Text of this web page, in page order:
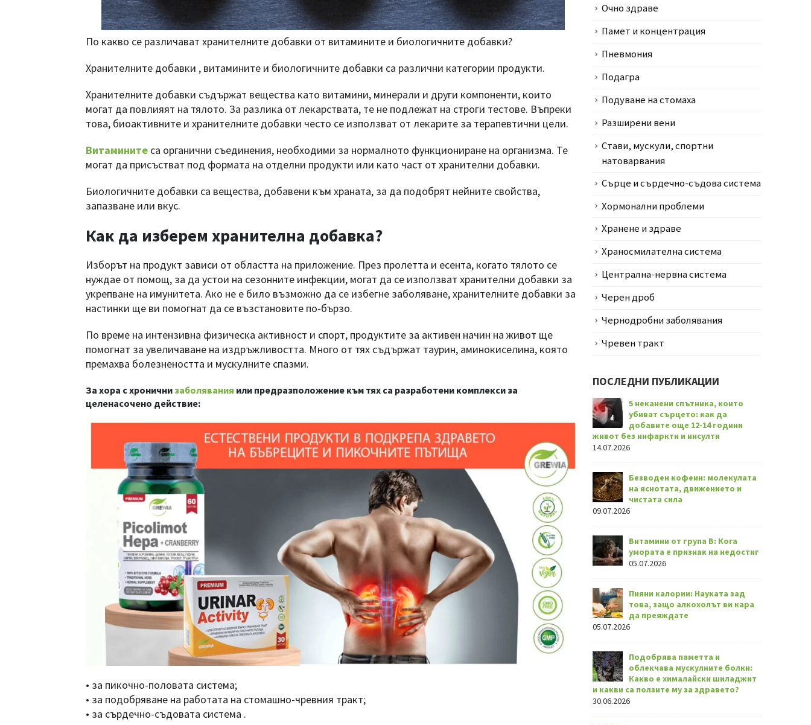
По какво се различават хранителните добавки от витамините и биологичните добавки?
Хранителните добавки , витамините и биологичните добавки са различни категории продукти.
Хранителните добавки съдържат вещества като витамини, минерали и други компоненти, които
могат да повлияят на тялото. За разлика от лекарствата, те не подлежат на строги тестове. Въпреки
това, биоактивните и хранителните добавки често се използват от лекарите за терапевтични цели.
Витамините са органични съединения, необходими за нормалното функциониране на организма. Те
могат да присъстват под формата на отделни продукти или като част от хранителни добавки.
Биологичните добавки са вещества, добавени към храната, за да подобрят нейните свойства,
запазване или вкус.
Как да изберем хранителна добавка?
Изборът на продукт зависи от областта на приложение. През пролетта и есента, когато тялото се
нуждае от помощ, за да устои на сезонните инфекции, могат да се използват хранителни добавки за
укрепване на имунитета. Ако не е било възможно да се избегне заболяване, хранителните добавки за
настинки ще ви помогнат да се възстановите по-бързо.
По време на интензивна физическа активност и спорт, продуктите за активен начин на живот ще
помогнат за увеличаване на издръжливостта. Много от тях съдържат таурин, аминокиселина, която
премахва болезнеността и мускулните спазми.
За хора с хронични заболявания или предразположение към тях са разработени комплекси за
целенасочено действие:
• за пикочно-половата система;
• за подобряване на работата на стомашно-чревния тракт;
• за сърдечно-съдовата система .
Очно здраве
Памет и концентрация
Пневмония
Подагра
Подуване на стомаха
Разширени вени
Стави, мускули, спортни
натоварвания
Сърце и сърдечно-съдова система
Хормонални проблеми
Хранене и здраве
Храносмилателна система
Централна-нервна система
Черен дроб
Чернодробни заболявания
Чревен тракт
ПОСЛЕДНИ ПУБЛИКАЦИИ
5 неканени спътника, които
убиват сърцето: как да
добавите още 12-14 години
живот без инфаркти и инсулти
14.07.2026
Безводен кофеин: молекулата
на яснотата, движението и
чистата сила
09.07.2026
Витамини от група В: Кога
умората е признак на недостиг
05.07.2026
Пияни калории: Науката зад
това, защо алкохолът ви кара
да преяждате
05.07.2026
Подобрява паметта и
облекчава мускулните болки:
Какво е хималайски шиладжит
и какви са ползите му за здравето?
30.06.2026